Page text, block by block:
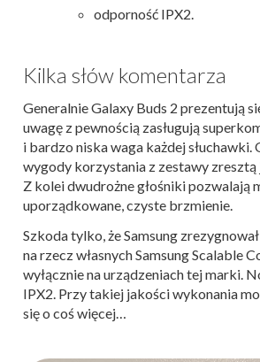
odporność IPX2.
Kilka słów komentarza
Generalnie Galaxy Buds 2 prezentują
uwagę z pewnością zasługują
i bardzo niska waga każdej słuchawki.
wygody korzystania z zestawy zresztą
Z kolei dwudrożne głośniki pozwalają
uporządkowane, czyste brzmienie.
Szkoda tylko, że Samsung
na rzecz własnych Samsung Scalable
wyłącznie na urządzeniach tej marki.
IPX2. Przy takiej jakości wykonania
się o coś więcej…